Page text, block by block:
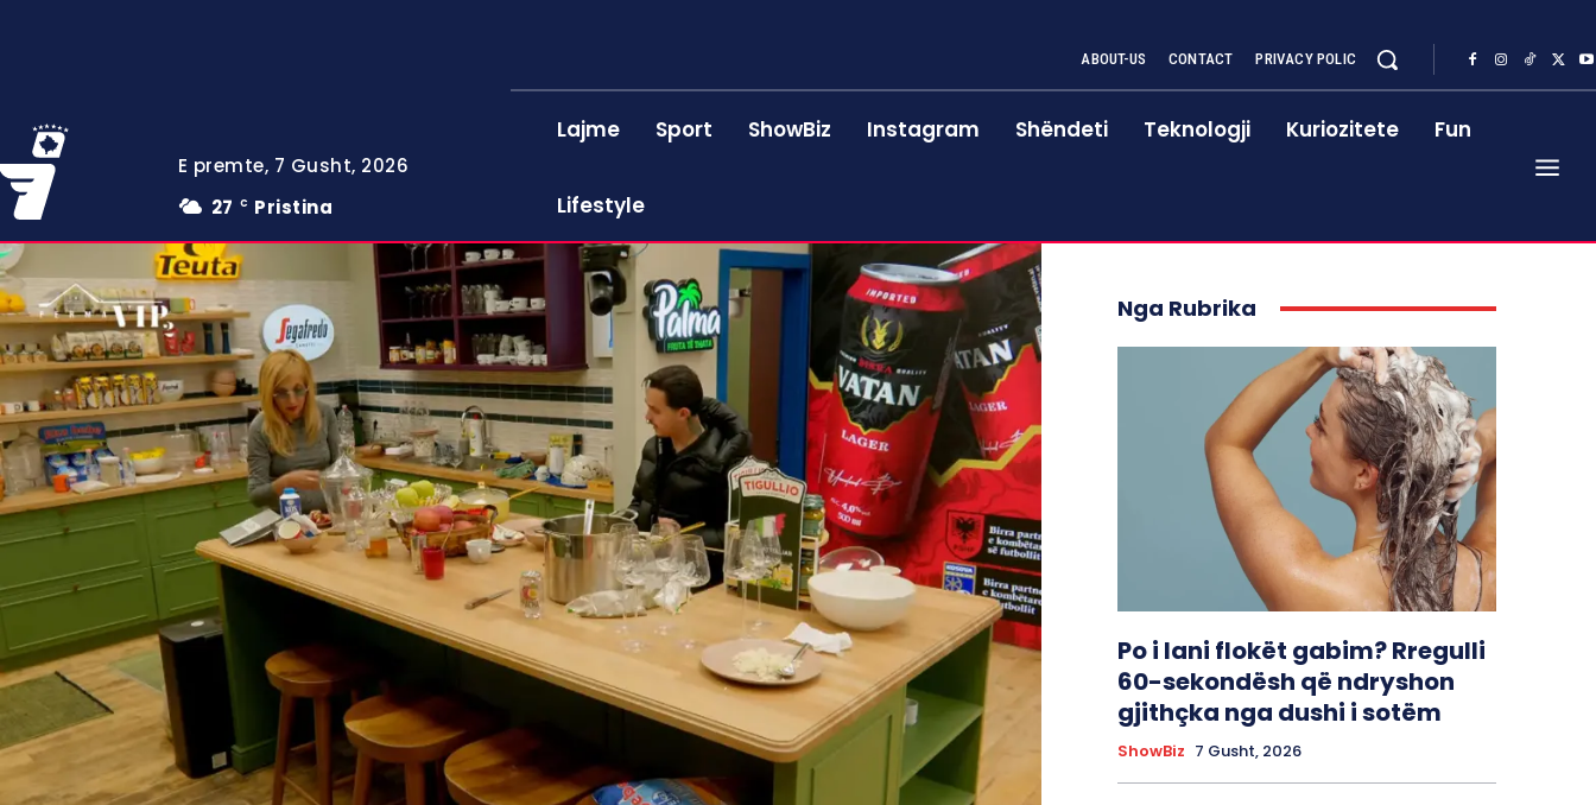
E premte, 7 Gusht, 2026
27
C Pristina
ABOUT-US CONTACT PRIVACY POLIC
Lajme Sport ShowBiz Instagram Shëndeti Teknologji Kuriozitete Fun
Lifestyle
Nga Rubrika
Po i lani flokët gabim? Rregulli
60-sekondësh që ndryshon
gjithçka nga dushi i sotëm
ShowBiz 7 Gusht, 2026